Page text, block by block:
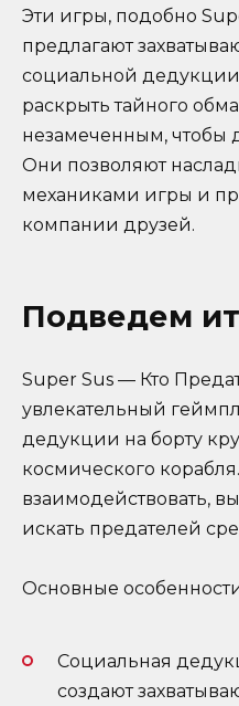
Эти игры, подобно
предлагают
социальной
раскрыть тайного
незамеченным, чтобы
Они позволяют
механиками игры и
компании друзей.
Подведем
Super Sus — Кто
увлекательный
дедукции на борту
космического
взаимодействовать,
искать предателей
Основные
Социальная
создают